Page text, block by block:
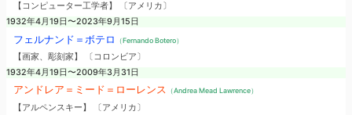
【コンピューター工学者】 〔アメリカ〕
1932年4月19日〜2023年9月15日
フェルナンド＝ボテロ （Fernando Botero）
【画家、彫刻家】 〔コロンビア〕
1932年4月19日〜2009年3月31日
アンドレア＝ミード＝ローレンス （Andrea Mead Lawrence）
【アルペンスキー】 〔アメリカ〕